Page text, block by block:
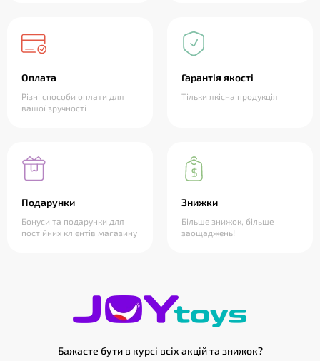
Оплата
Різні способи оплати для
вашої зручності
Гарантія якості
Тільки якісна продукція
Подарунки
Бонуси та подарунки для
постійних клієнтів магазину
Знижки
Більше знижок, більше
заощаджень!
Бажаєте бути в курсі всіх акцій та знижок?